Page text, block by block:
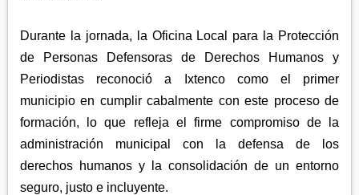
Durante la jornada, la Oficina Local para la Protección
de Personas Defensoras de Derechos Humanos y
Periodistas reconoció a Ixtenco como el primer
municipio en cumplir cabalmente con este proceso de
formación, lo que refleja el firme compromiso de la
administración municipal con la defensa de los
derechos humanos y la consolidación de un entorno
seguro, justo e incluyente.